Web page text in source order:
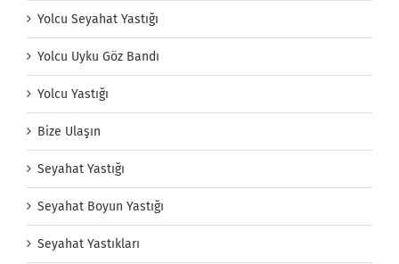
Yolcu Seyahat Yastığı
Yolcu Uyku Göz Bandı
Yolcu Yastığı
Bize Ulaşın
Seyahat Yastığı
Seyahat Boyun Yastığı
Seyahat Yastıkları